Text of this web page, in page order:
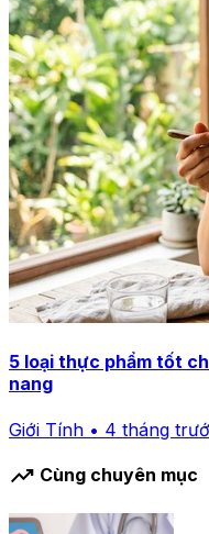
5 loại thực phẩm tốt
nang
Giới Tính • 4 tháng
trending_up Cùng chuyên mục